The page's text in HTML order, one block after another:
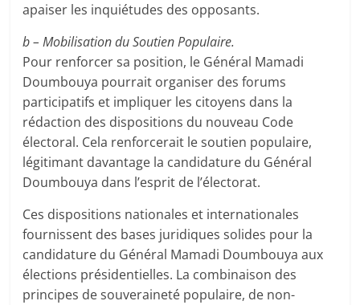
apaiser les inquiétudes des opposants.
b – Mobilisation du Soutien Populaire.
Pour renforcer sa position, le Général Mamadi
Doumbouya pourrait organiser des forums
participatifs et impliquer les citoyens dans la
rédaction des dispositions du nouveau Code
électoral. Cela renforcerait le soutien populaire,
légitimant davantage la candidature du Général
Doumbouya dans l’esprit de l’électorat.
Ces dispositions nationales et internationales
fournissent des bases juridiques solides pour la
candidature du Général Mamadi Doumbouya aux
élections présidentielles. La combinaison des
principes de souveraineté populaire, de non-